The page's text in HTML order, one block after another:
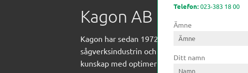
Kagon AB
Kagon har sedan 1972 levererat kompetens till
sågverksindustrin och övrig industri. Till
kunskap med optimeringslösningar från
Telefon:023-383 18 00
Ämne
Ditt namn